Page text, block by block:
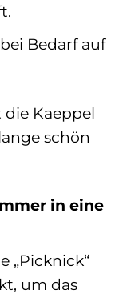
Bedarf auf
Kaeppel
schön
in eine
„Picknick“
um das